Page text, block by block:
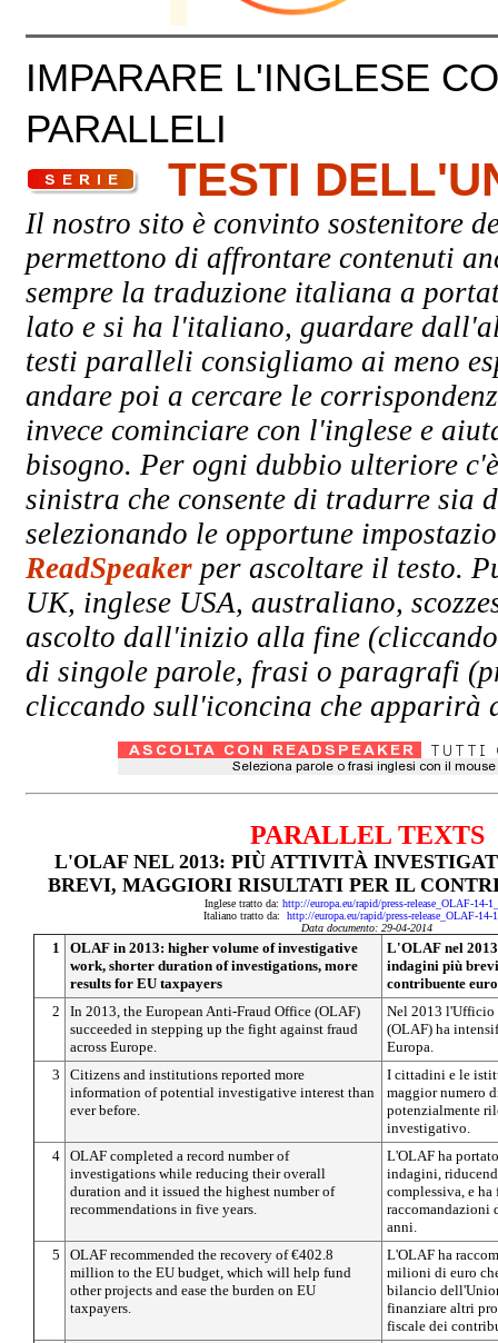
IMPARARE L'INGLESE
PARALLELI
TESTI
Il nostro sito è convinto sostenitore
permettono di affrontare contenuti
sempre la traduzione italiana a
lato e si ha l'italiano, guardare
testi paralleli consigliamo ai meno
andare poi a cercare le
invece cominciare con l'inglese e
bisogno. Per ogni dubbio ulteriore
sinistra che consente di tradurre
selezionando le opportune
ReadSpeaker per ascoltare il testo.
UK, inglese USA, australiano,
ascolto dall'inizio alla fine
di singole parole, frasi o paragrafi
cliccando sull'iconcina che apparirà
PARALLEL TEXTS
L'OLAF NEL 2013: PIÙ ATTIVITÀ
BREVI, MAGGIORI RISULTATI PER IL
Inglese tratto da: http://europa.eu/rapid/press-release_OLAF-14-
Italiano tratto da: http://europa.eu/rapid/press-release_OLAF-14-
Data documento: 29-04-2014
1
OLAF in 2013: higher volume of investigative
work, shorter duration of investigations, more
results for EU taxpayers
L'OLAF nel
indagini più
contribuente
2
In 2013, the European Anti-Fraud Office (OLAF)
succeeded in stepping up the fight against fraud
across Europe.
Nel 2013 l'Ufficio
(OLAF) ha
Europa.
3
Citizens and institutions reported more
information of potential investigative interest than
ever before.
I cittadini e le
maggior numero
potenzialmente
investigativo.
4 OLAF completed a record number of
investigations while reducing their overall
duration and it issued the highest number of
recommendations in five years.
L'OLAF ha
indagini,
complessiva, e
anni.
5
OLAF recommended the recovery of €402.8
million to the EU budget, which will help fund
other projects and ease the burden on EU
taxpayers.
L'OLAF ha
milioni di euro
bilancio
finanziare altri
fiscale dei